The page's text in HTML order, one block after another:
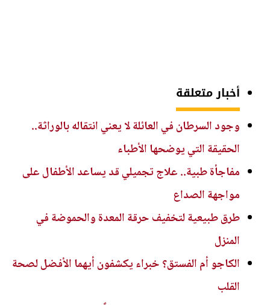
أخبار متعلقة
وجود السرطان في العائلة لا يعني انتقاله بالوراثة..
الحقيقة التي يوضحها الأطباء
مفاجأة طبية.. علاج تجميلي قد يساعد الأطفال على
مواجهة الصداع
طرق طبيعية لتخفيف حرقة المعدة والحموضة في
المنزل
الكاجو أم الفستق؟ خبراء يكشفون أيهما الأفضل لصحة
القلب